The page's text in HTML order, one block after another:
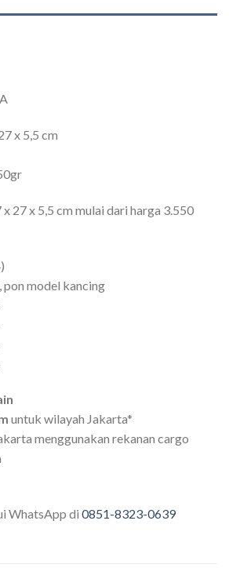
x 5,5 cm
27 x 5,5 cm mulai dari harga 3.550
model kancing
untuk wilayah Jakarta*
menggunakan rekanan cargo
WhatsApp di 0851-8323-0639